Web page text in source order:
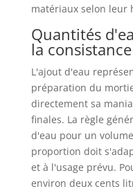
matériaux selon leur
Quantités
la
L'ajout d'eau
préparation du
directement sa
finales. La règle
d'eau pour un
proportion doit
et à l'usage prévu.
environ deux cents